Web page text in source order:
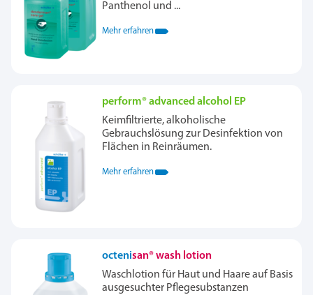
Panthenol und ...
Mehr erfahren
perform® advanced alcohol EP
Keimfiltrierte, alkoholische
Gebrauchslösung zur Desinfektion von
Flächen in Reinräumen.
Mehr erfahren
octenisan® wash lotion
Waschlotion für Haut und Haare auf Basis
ausgesuchter Pflegesubstanzen